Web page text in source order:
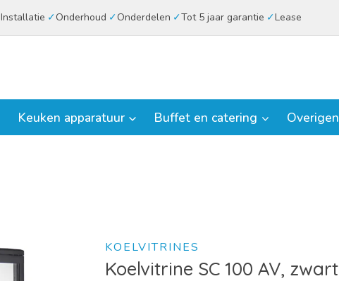
Installatie Onderhoud Onderdelen Tot 5 jaar garantie Lease
Keuken apparatuur Buffet en catering Overigen
KOELVITRINES
Koelvitrine SC 100 AV, zwart